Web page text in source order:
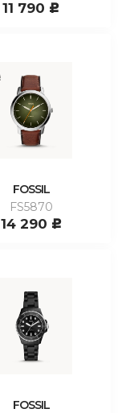
11 790 c
FOSSIL
FS5870
14 290 c
FOSSIL